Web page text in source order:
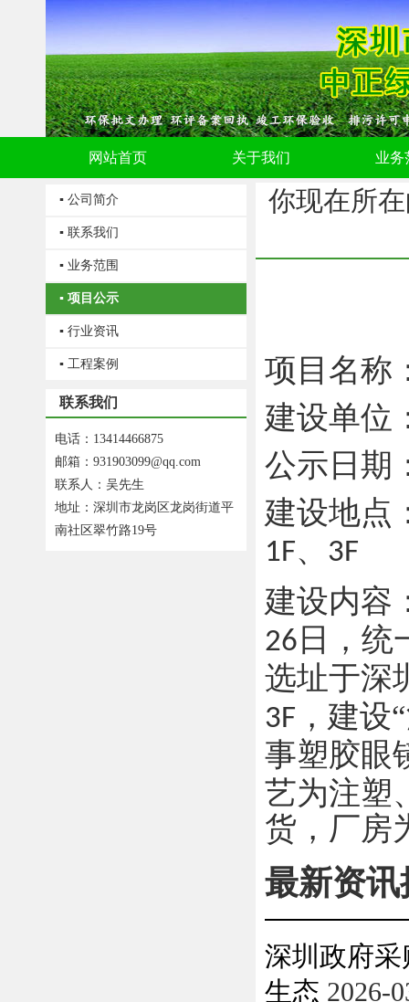
网站首页 关于我们 业务
▪ 公司简介
▪ 联系我们
▪ 业务范围
▪ 项目公示
▪ 行业资讯
▪ 工程案例
联系我们
电话：13414466875
邮箱：931903099@qq.com
联系人：吴先生
地址：深圳市龙岗区龙岗街道平
南社区翠竹路19号
你现在所
项目名称
建设单位
公示日 期
建设地点
1F、 3F
建设内容
26 日，统
选址于深
3F ，建设“
事塑胶眼
艺为注塑
货 ，厂
最新资讯
深圳政府
生态 2026-